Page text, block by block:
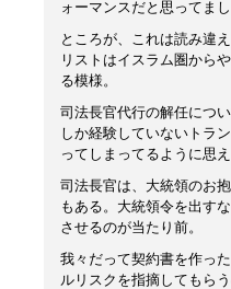
ォーマンスだと思ってまし
ところが、これは読み違
リストはイスラム圏から
る模様。
司法長官代行の解任につ
しか経験していないトラ
ってしまってるように思え
司法長官は、大統領のお
もある。大統領令を出す
させるのが当たり前。
我々だって契約書を作っ
ルリスクを指摘してもらう